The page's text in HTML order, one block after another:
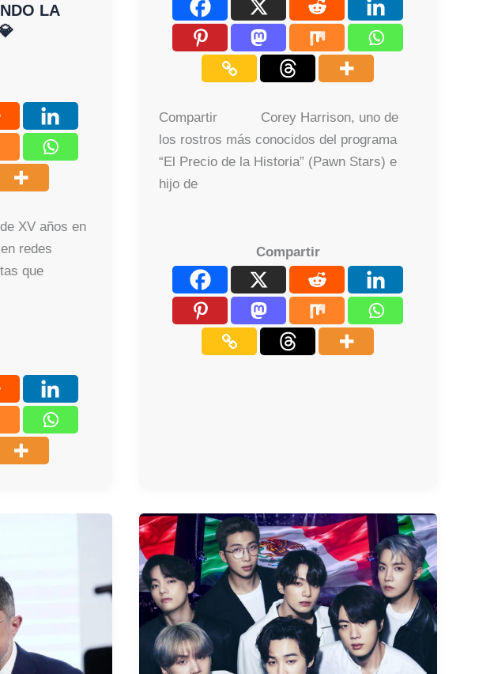
LA
XV años en
redes
que
Compartir Corey Harrison, uno de
los rostros más conocidos del programa
“El Precio de la Historia” (Pawn Stars) e
hijo de
Compartir